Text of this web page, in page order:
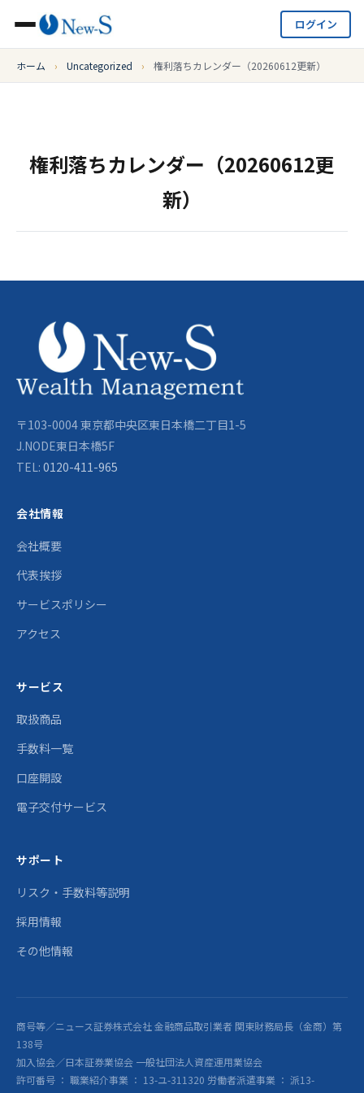
ログイン
ホーム › Uncategorized › 権利落ちカレンダー（20260612更新）
権利落ちカレンダー（20260612更
新）
〒103-0004 東京都中央区東日本橋二丁目1-5
J.NODE東日本橋5F
TEL: 0120-411-965
会社情報
会社概要
代表挨拶
サービスポリシー
アクセス
サービス
取扱商品
手数料一覧
口座開設
電子交付サービス
サポート
リスク・手数料等説明
採用情報
その他情報
商号等／ニュース証券株式会社 金融商品取引業者 関東財務局長（金商）第
138号
加入協会／日本証券業協会 一般社団法人資産運用業協会
許可番号 ： 職業紹介事業 ： 13-ユ-311320 労働者派遣事業 ： 派13-